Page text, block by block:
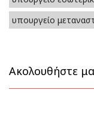
υπουργείο
Ακολουθήστε